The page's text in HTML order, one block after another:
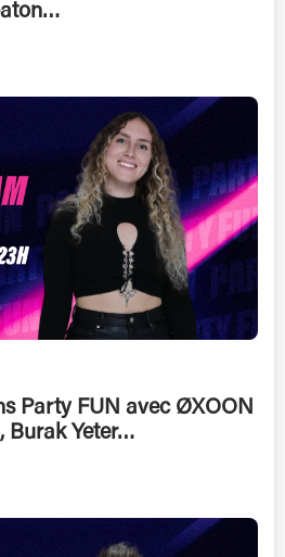
Party FUN avec ØXOON
Burak Yeter…